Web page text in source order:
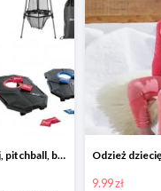
CRIVIT® Unihokej, pitchball, bean bag lub disc golf
9.99 zł